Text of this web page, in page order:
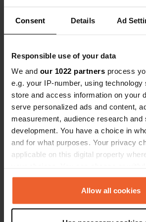
Consent Details Ad
Responsible use of your data
We and our 1022 partners process
e.g. your IP-number, using
store and access information on your
serve personalized ads and content,
measurement, audience research and
development. You have a choice in
and for what purposes. Your privacy
applicable on this digital property
any time from the Cookie Declaration
the Privacy trigger icon.Allow all cookies
Sie eine Fülle von Sehenswürdigkeiten
perfekt auf Wohnmobilstellplätze
Mondriaan', in dem Sie die frühen
Künstlers Piet Mondriaan bestaunen
weitere faszinierende Attraktion ist
'Steengroeve', ein Steinbruch, der zur
entstanden ist und heute
Naturphänomene und Fossilien
wunderschöne 'De Bekendelle' bietet
Spaziergänge an, um die vielfältige
Region zu entdecken.
'Museum Freriks' nicht entgehen